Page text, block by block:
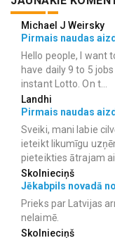
Michael J Weirsky
Pirmais naudas
Hello people, I want
have daily 9 to 5
instant Lotto. On t...
Landhi
Pirmais naudas
Sveiki, mani labie
ieteikt likumīgu
pieteikties ātrajam
Skolnieciņš
Jēkabpils novadā
Prieks par Latvijas
nelaimē.
Skolnieciņš